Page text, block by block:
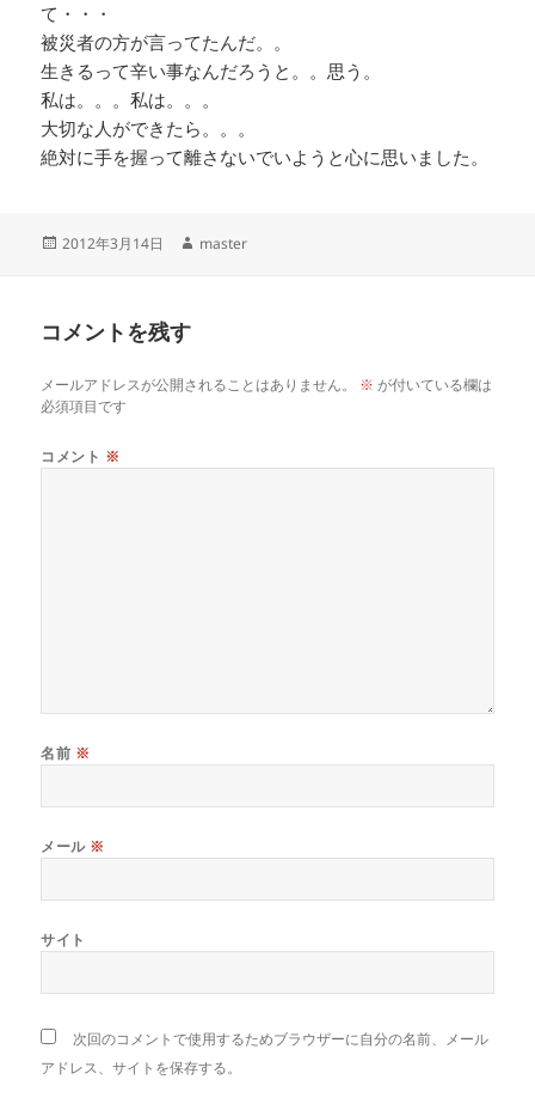
て・・・
被災者の方が言ってたんだ。。
生きるって辛い事なんだろうと。。思う。
私は。。。私は。。。
大切な人ができたら。。。
絶対に手を握って離さないでいようと心に思いました。
投
2012年3月14日
作
master
コメントを残す
メールアドレスが公開されることはありません。 ※ が付いている欄は
必須項目です
コメント ※
名前 ※
メール ※
サイト
次回のコメントで使用するためブラウザーに自分の名前、メール
アドレス、サイトを保存する。